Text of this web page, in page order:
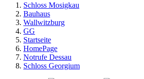
Schloss Mosigkau
Bauhaus
Wallwitzburg
GG
Startseite
HomePage
Notrufe Dessau
Schloss Georgium